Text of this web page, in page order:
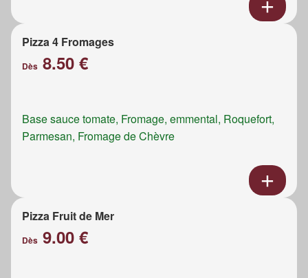
Pizza 4 Fromages
Dès 8.50 €
Base sauce tomate, Fromage, emmental, Roquefort,
Parmesan, Fromage de Chèvre
Pizza Fruit de Mer
Dès 9.00 €